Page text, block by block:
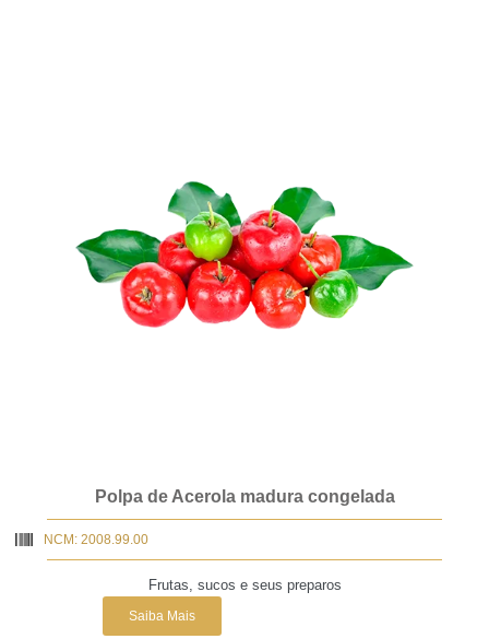
Polpa de Acerola madura congelada
NCM: 2008.99.00
Frutas, sucos e seus preparos
Saiba Mais